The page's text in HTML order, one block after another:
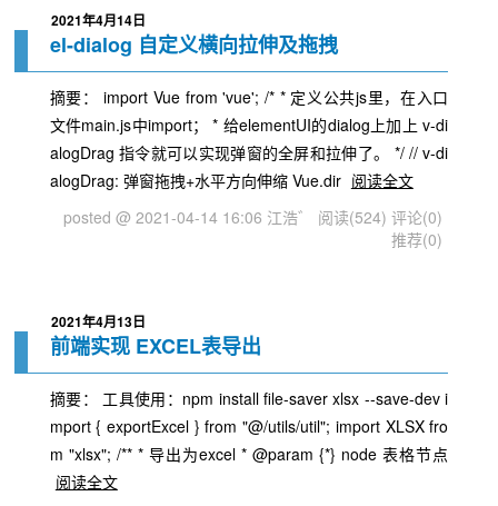
2021年4月14日
el-dialog 自定义横向拉伸及拖拽
摘要： import Vue from 'vue'; /* * 定义公共js里，在入口
文件main.js中import； * 给elementUI的dialog上加上 v-di
alogDrag 指令就可以实现弹窗的全屏和拉伸了。 */ // v-di
alogDrag: 弹窗拖拽+水平方向伸缩 Vue.dir 阅读全文
posted @ 2021-04-14 16:06 江浩゛ 阅读(524) 评论(0)
推荐(0)
2021年4月13日
前端实现 EXCEL表导出
摘要： 工具使用：npm install file-saver xlsx --save-dev i
mport { exportExcel } from "@/utils/util"; import XLSX fro
m "xlsx"; /** * 导出为excel * @param {*} node 表格节点
阅读全文